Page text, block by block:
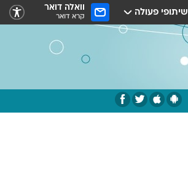
שיתופי פעולה וואלה דואר
קרא דואר